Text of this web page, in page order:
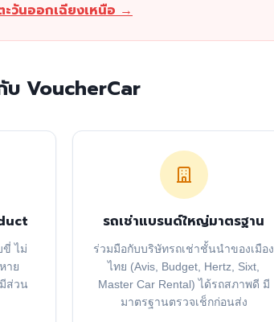
ะวันออกเฉียงเหนือ →
บ VoucherCar
ขี่ ไม่
าย
ส่วน
รถเช่าแบรนด์ใหญ่มาตรฐาน
ร่วมมือกับบริษัทรถเช่าชั้นนำของเมือง
ไทย (Avis, Budget, Hertz, Sixt,
Master Car Rental) ได้รถสภาพดี มี
มาตรฐานตรวจเช็กก่อนส่ง